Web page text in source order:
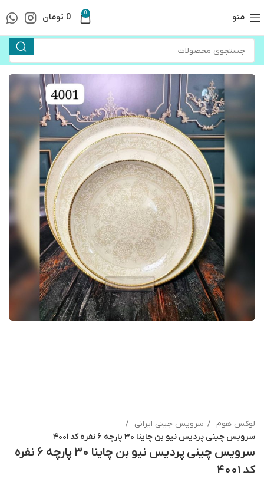
منو 0
0 تومان
لوکس هوم
سرویس چینی ایرانی
سرویس چینی پردیس نیو بن چاینا ۳۰ پارچه ۶ نفره کد ۴۰۰۱
سرویس چینی پردیس نیو بن چاینا ۳۰ پارچه ۶ نفره
کد ۴۰۰۱